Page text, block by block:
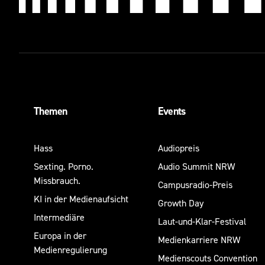
2022
Wettbewerb
Kooperation
Coopetition
im
Audiomarkt
NRW
Der
2021
Sprachassistenten
Bedeutung
Themen
Hass
Sexting. Porno.
Missbrauch.
KI in der Medienaufsicht
Intermediäre
Europa in der
Medienregulierung
Events
Audiopreis
Audio Summit NRW
Campusradio-Preis
Growth Day
Laut-und-Klar-Festival
Medienkarriere NRW
Medienscouts Convention